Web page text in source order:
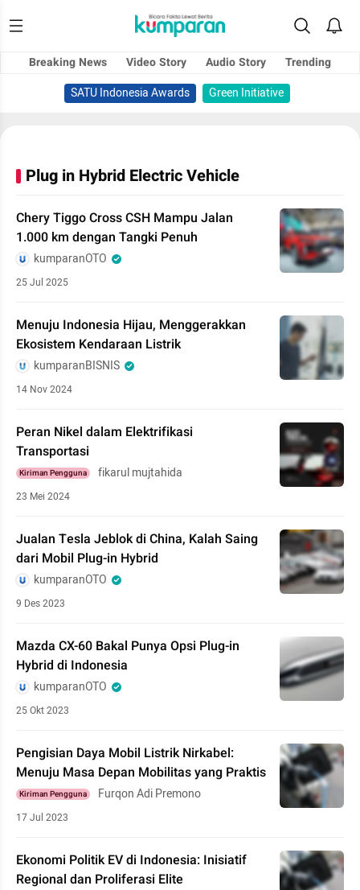
Breaking News Video Story Audio Story
Trending
SATU Indonesia Awards
Green Initiative
Plug in Hybrid Electric Vehicle
Chery Tiggo Cross CSH Mampu Jalan
1.000 km dengan Tangki Penuh
kumparanOTO
25 Jul 2025
Menuju Indonesia Hijau, Menggerakkan
Ekosistem Kendaraan Listrik
kumparanBISNIS
14 Nov 2024
Peran Nikel dalam Elektrifikasi
Transportasi
Kiriman Pengguna fikarul mujtahida
23 Mei 2024
Jualan Tesla Jeblok di China, Kalah Saing
dari Mobil Plug-in Hybrid
kumparanOTO
9 Des 2023
Mazda CX-60 Bakal Punya Opsi Plug-in
Hybrid di Indonesia
kumparanOTO
25 Okt 2023
Pengisian Daya Mobil Listrik Nirkabel:
Menuju Masa Depan Mobilitas yang Praktis
Kiriman Pengguna Furqon Adi Premono
17 Jul 2023
Ekonomi Politik EV di Indonesia: Inisiatif
Regional dan Proliferasi Elite